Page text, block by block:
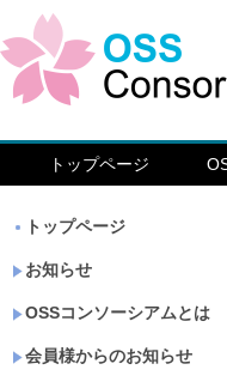
トップページ
トップページ
お知らせ
OSSコンソーシアムとは
会員様からのお知らせ